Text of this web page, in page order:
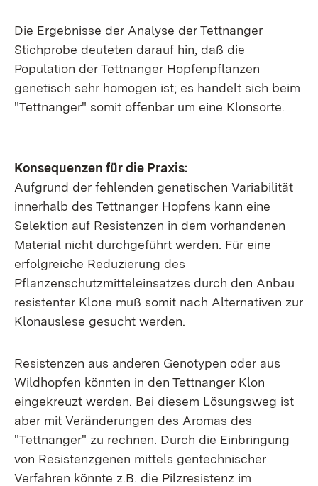
Die Ergebnisse der Analyse der Tettnanger
Stichprobe deuteten darauf hin, daß die
Population der Tettnanger Hopfenpflanzen
genetisch sehr homogen ist; es handelt sich beim
"Tettnanger" somit offenbar um eine Klonsorte.
Konsequenzen für die Praxis:
Aufgrund der fehlenden genetischen Variabilität
innerhalb des Tettnanger Hopfens kann eine
Selektion auf Resistenzen in dem vorhandenen
Material nicht durchgeführt werden. Für eine
erfolgreiche Reduzierung des
Pflanzenschutzmitteleinsatzes durch den Anbau
resistenter Klone muß somit nach Alternativen zur
Klonauslese gesucht werden.
Resistenzen aus anderen Genotypen oder aus
Wildhopfen könnten in den Tettnanger Klon
eingekreuzt werden. Bei diesem Lösungsweg ist
aber mit Veränderungen des Aromas des
"Tettnanger" zu rechnen. Durch die Einbringung
von Resistenzgenen mittels gentechnischer
Verfahren könnte z.B. die Pilzresistenz im